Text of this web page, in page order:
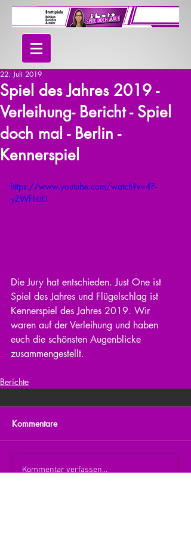
Spiel des Jahres 2019 -
Verleihung- Bericht - Spiel
doch mal - Berlin -
Kennerspiel
22. Juli 2019
https://www.youtube.com/watch?v=4F-
yZWFhLtU
Die Jury hat entschieden. Just One ist
Spiel des Jahres und Flügelschlag ist
Kennerspiel des Jahres 2019. Wir
waren auf der Verleihung und haben
euch die schönsten Augenblicke
zusammengestellt.
Berichte
Kommentare
Kommentar verfassen...